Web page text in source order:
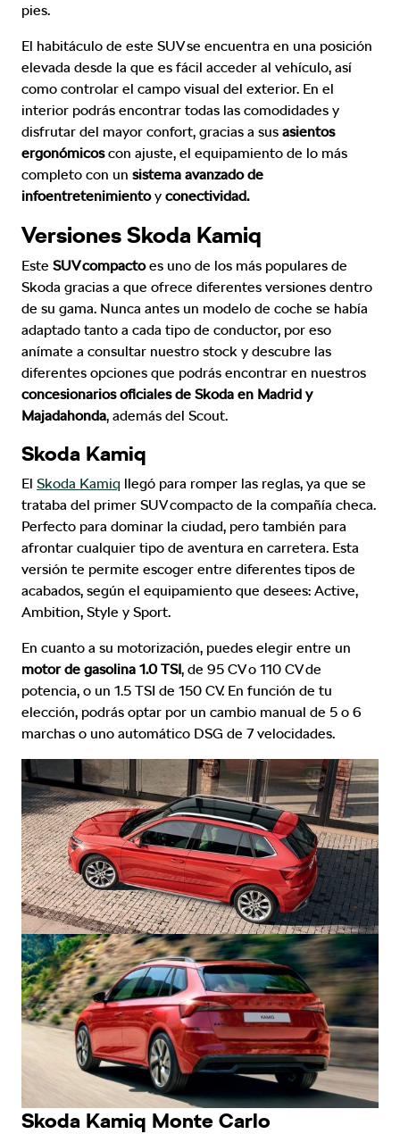
pies.
El habitáculo de este SUV se encuentra en una posición
elevada desde la que es fácil acceder al vehículo, así
como controlar el campo visual del exterior. En el
interior podrás encontrar todas las comodidades y
disfrutar del mayor confort, gracias a sus asientos
ergonómicoscon ajuste, el equipamiento de lo más
completo con un sistema avanzado de
infoentretenimientoy conectividad.
Versiones Skoda Kamiq
Este SUV compactoes uno de los más populares de
Skoda gracias a que ofrece diferentes versiones dentro
de su gama. Nunca antes un modelo de coche se había
adaptado tanto a cada tipo de conductor, por eso
anímate a consultar nuestro stock y descubre las
diferentes opciones que podrás encontrar en nuestros
concesionarios oficiales de Skoda en Madrid y
Majadahonda, además del Scout.
Skoda Kamiq
El Skoda Kamiq llegó para romper las reglas, ya que se
trataba del primer SUV compacto de la compañía checa.
Perfecto para dominar la ciudad, pero también para
afrontar cualquier tipo de aventura en carretera. Esta
versión te permite escoger entre diferentes tipos de
acabados, según el equipamiento que desees: Active,
Ambition, Style y Sport.
En cuanto a su motorización, puedes elegir entre un
motor de gasolina 1.0 TSI, de 95 CV o 110 CV de
potencia, o un 1.5 TSI de 150 CV. En función de tu
elección, podrás optar por un cambio manual de 5 o 6
marchas o uno automático DSG de 7 velocidades.
Skoda Kamiq Monte Carlo